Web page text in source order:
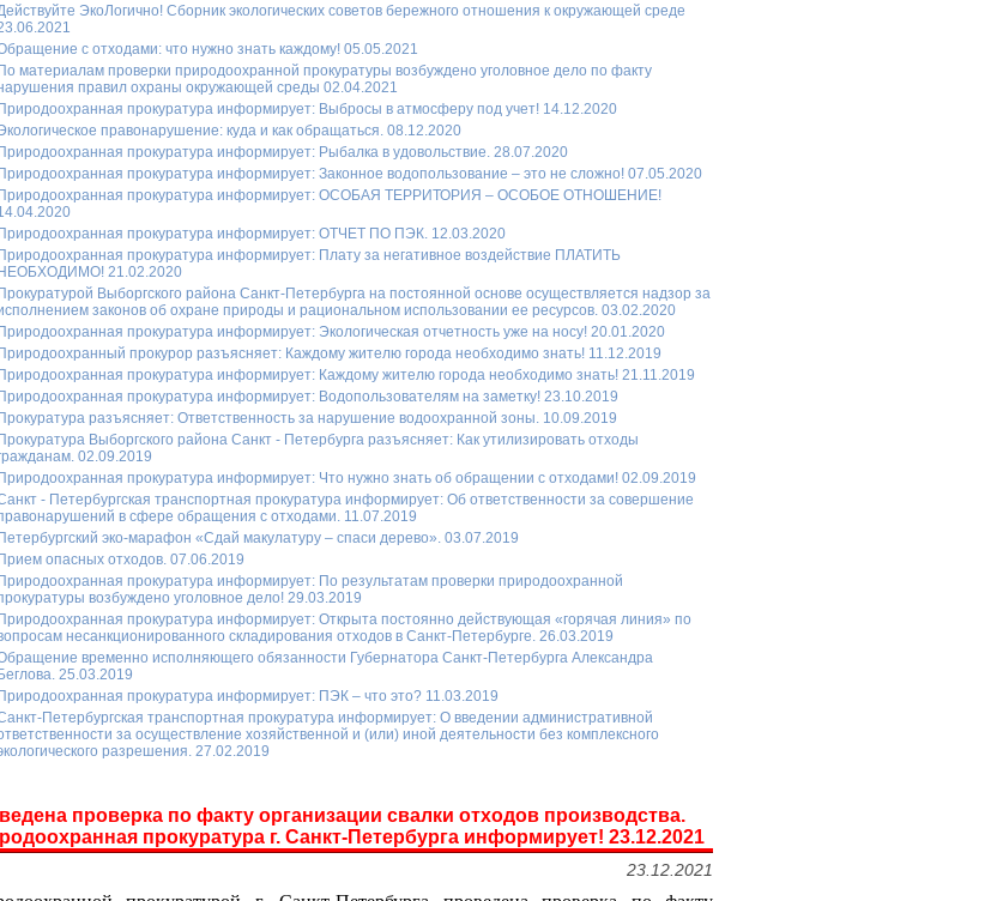
ЭкоЛогично! Сборник экологических советов бережного отношения к окружающей среде
с отходами: что нужно знать каждому! 05.05.2021
По материалам проверки природоохранной прокуратуры возбуждено уголовное дело по факту
правил охраны окружающей среды 02.04.2021
Природоохранная прокуратура информирует: Выбросы в атмосферу под учет! 14.12.2020
правонарушение: куда и как обращаться. 08.12.2020
Природоохранная прокуратура информирует: Рыбалка в удовольствие. 28.07.2020
Природоохранная прокуратура информирует: Законное водопользование – это не сложно! 07.05.2020
Природоохранная прокуратура информирует: ОСОБАЯ ТЕРРИТОРИЯ – ОСОБОЕ ОТНОШЕНИЕ!
Природоохранная прокуратура информирует: ОТЧЕТ ПО ПЭК. 12.03.2020
Природоохранная прокуратура информирует: Плату за негативное воздействие ПЛАТИТЬ
НЕОБХОДИМО! 21.02.2020
Прокуратурой Выборгского района Санкт-Петербурга на постоянной основе осуществляется надзор за
законов об охране природы и рациональном использовании ее ресурсов. 03.02.2020
Природоохранная прокуратура информирует: Экологическая отчетность уже на носу! 20.01.2020
Природоохранный прокурор разъясняет: Каждому жителю города необходимо знать! 11.12.2019
Природоохранная прокуратура информирует: Каждому жителю города необходимо знать! 21.11.2019
Природоохранная прокуратура информирует: Водопользователям на заметку! 23.10.2019
Прокуратура разъясняет: Ответственность за нарушение водоохранной зоны. 10.09.2019
Прокуратура Выборгского района Санкт - Петербурга разъясняет: Как утилизировать отходы
02.09.2019
Природоохранная прокуратура информирует: Что нужно знать об обращении с отходами! 02.09.2019
- Петербургская транспортная прокуратура информирует: Об ответственности за совершение
в сфере обращения с отходами. 11.07.2019
Петербургский эко-марафон «Сдай макулатуру – спаси дерево». 03.07.2019
Прием опасных отходов. 07.06.2019
Природоохранная прокуратура информирует: По результатам проверки природоохранной
возбуждено уголовное дело! 29.03.2019
Природоохранная прокуратура информирует: Открыта постоянно действующая «горячая линия» по
несанкционированного складирования отходов в Санкт-Петербурге. 26.03.2019
временно исполняющего обязанности Губернатора Санкт-Петербурга Александра
Беглова. 25.03.2019
Природоохранная прокуратура информирует: ПЭК – что это? 11.03.2019
Петербургская транспортная прокуратура информирует: О введении административной
за осуществление хозяйственной и (или) иной деятельности без комплексного
разрешения. 27.02.2019
проверка по факту организации свалки отходов производства.
прокуратура г. Санкт-Петербурга информирует! 23.12.2021
23.12.2021